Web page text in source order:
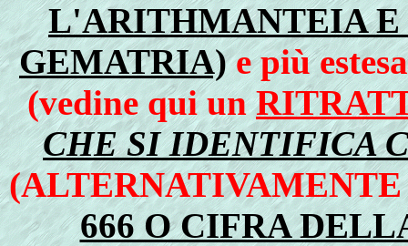
L'ARITHMANTEIA E
GEMATRIA)e più
(vedine qui un
CHE SI IDENTIFICA
666 O CIFRA